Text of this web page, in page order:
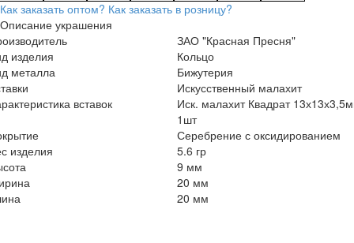
Как заказать оптом? Как заказать в розницу?
Описание украшения
ЗАО "Красная Пресня"
изделия
Кольцо
металла
Бижутерия
Искусственный малахит
вставок
Иск. малахит Квадрат
1шт
Серебрение с оксидированием
изделия
5.6 гр
9 мм
20 мм
20 мм